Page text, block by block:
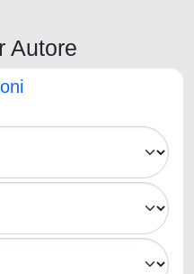
Autore